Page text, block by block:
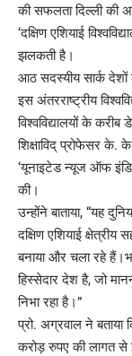
की सफलता दिल्ली की
‘दक्षिण एशियाई
झलकती है।
आठ सदस्यीय सार्क
इस अंतरराष्ट्रीय
विश्वविद्यालयों के
शिक्षाविद् प्रोफेसर के.
‘यूनाइटेड न्यूज ऑफ
की।
उन्होंने बाताया, “यह
दक्षिण एशियाई
बनाया और चला रहे
हिस्सेदार देश है, जो
निभा रहा है।”
प्रो. अग्रवाल ने
करोड़ रुपए की लागत से